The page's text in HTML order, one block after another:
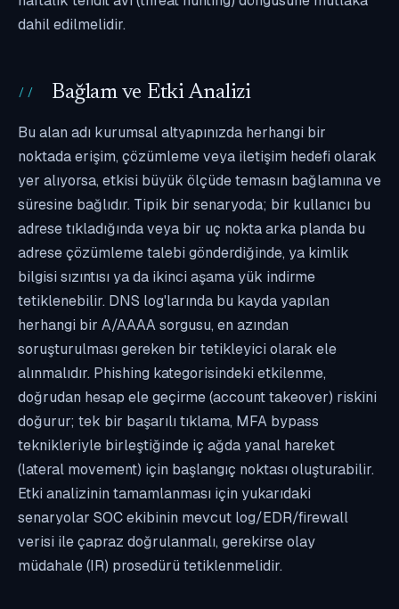
dahil edilmelidir.
Bağlam ve Etki Analizi
Bu alan adı kurumsal altyapınızda herhangi bir
noktada erişim, çözümleme veya iletişim hedefi olarak
yer alıyorsa, etkisi büyük ölçüde temasın bağlamına ve
süresine bağlıdır. Tipik bir senaryoda; bir kullanıcı bu
adrese tıkladığında veya bir uç nokta arka planda bu
adrese çözümleme talebi gönderdiğinde, ya kimlik
bilgisi sızıntısı ya da ikinci aşama yük indirme
tetiklenebilir. DNS log'larında bu kayda yapılan
herhangi bir A/AAAA sorgusu, en azından
soruşturulması gereken bir tetikleyici olarak ele
alınmalıdır. Phishing kategorisindeki etkilenme,
doğrudan hesap ele geçirme (account takeover) riskini
doğurur; tek bir başarılı tıklama, MFA bypass
teknikleriyle birleştiğinde iç ağda yanal hareket
(lateral movement) için başlangıç noktası oluşturabilir.
Etki analizinin tamamlanması için yukarıdaki
senaryolar SOC ekibinin mevcut log/EDR/firewall
verisi ile çapraz doğrulanmalı, gerekirse olay
müdahale (IR) prosedürü tetiklenmelidir.